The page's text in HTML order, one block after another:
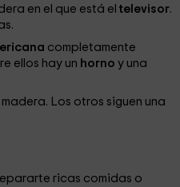
en el que está el televisor.
completamente
ellos hay un horno y una
Los otros siguen una
ricas comidas o